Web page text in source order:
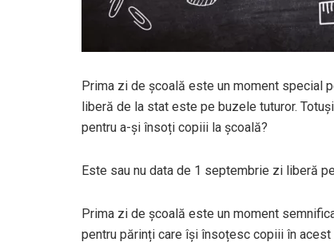
Prima zi de școală este un moment special
liberă de la stat este pe buzele tuturor.
pentru a-și însoți copiii la școală?
Este sau nu data de 1 septembrie zi liberă
Prima zi de școală este un moment
pentru părinți care își însoțesc copiii în acest